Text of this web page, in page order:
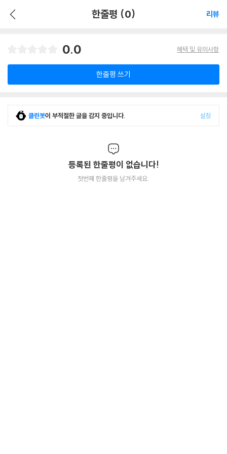
한줄평 (0) 리뷰
0.0 혜택 및 유의사항
한줄평 쓰기
클린봇이 부적절한 글을 감지 중입니다. 설정
등록된 한줄평이 없습니다!
첫번째 한줄평을 남겨주세요.